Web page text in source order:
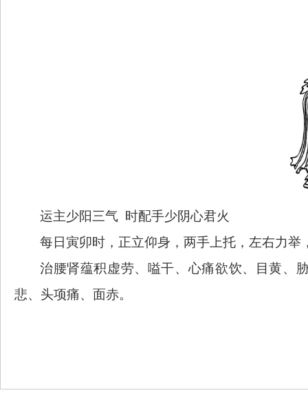
运主少阳三气
时配手少阴心君火
每日寅卯时，正立仰身，两手上托，左右力
治腰肾蕴积虚劳、嗌干、心痛欲饮、目黄、
悲、头项痛、面赤。